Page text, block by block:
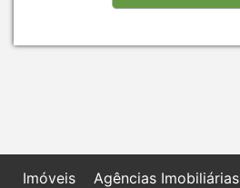
Imóveis Agências Imobiliárias